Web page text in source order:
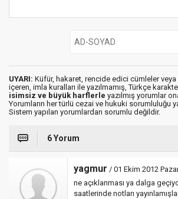
UYARI: Küfür, hakaret, rencide edici cümleler veya
içeren, imla kuralları ile yazılmamış, Türkçe
isimsiz ve büyük harflerle yazılmış yorumlar
Yorumların her türlü cezai ve hukuki sorumluluğu
Sistem yapılan yorumlardan sorumlu değildir.
6 Yorum
yagmur / 01 Ekim 2012
ne açıklanması ya dalga
saatlerinde notları